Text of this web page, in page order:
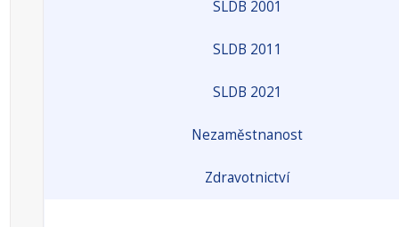
SLDB 2001
SLDB 2011
SLDB 2021
Nezaměstnanost
Zdravotnictví